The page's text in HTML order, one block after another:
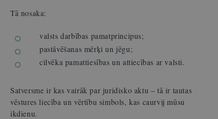
Tā nosaka:
valsts darbības pamatprincipus;
pastāvēšanas mērķi un jēgu;
cilvēka pamattiesības un attiecības ar valsti.
Satversme ir kas vairāk par juridisko aktu – tā ir tautas
vēstures liecība un vērtību simbols, kas caurvij mūsu
ikdienu.